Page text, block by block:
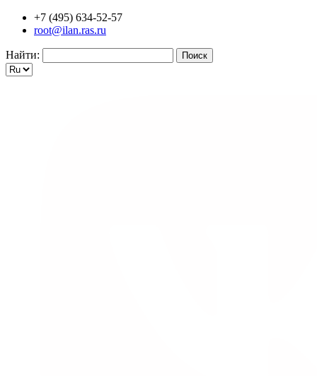
+7 (495) 634-52-57
root@ilan.ras.ru
Найти: